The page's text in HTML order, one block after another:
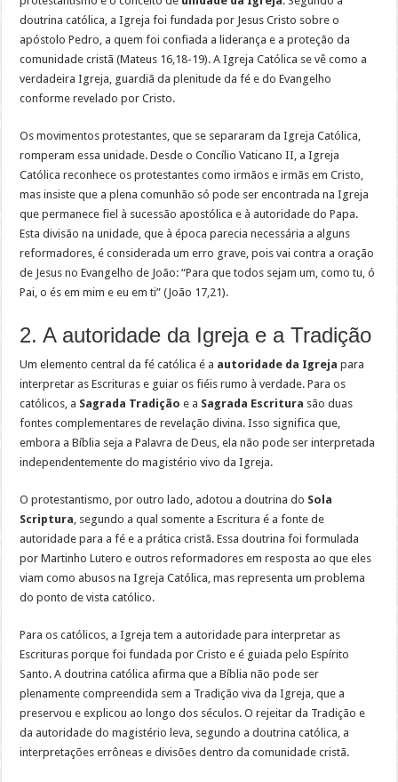
doutrina católica, a Igreja foi fundada por Jesus Cristo sobre o
apóstolo Pedro, a quem foi confiada a liderança e a proteção da
comunidade cristã (Mateus 16,18-19). A Igreja Católica se vê como a
verdadeira Igreja, guardiã da plenitude da fé e do Evangelho
conforme revelado por Cristo.
Os movimentos protestantes, que se separaram da Igreja Católica,
romperam essa unidade. Desde o Concílio Vaticano II, a Igreja
Católica reconhece os protestantes como irmãos e irmãs em Cristo,
mas insiste que a plena comunhão só pode ser encontrada na Igreja
que permanece fiel à sucessão apostólica e à autoridade do Papa.
Esta divisão na unidade, que à época parecia necessária a alguns
reformadores, é considerada um erro grave, pois vai contra a oração
de Jesus no Evangelho de João: “Para que todos sejam um, como tu, ó
Pai, o és em mim e eu em ti” (João 17,21).
2. A autoridade da Igreja e a Tradição
Um elemento central da fé católica é a autoridade da Igreja para
interpretar as Escrituras e guiar os fiéis rumo à verdade. Para os
católicos, a Sagrada Tradição e a Sagrada Escritura são duas
fontes complementares de revelação divina. Isso significa que,
embora a Bíblia seja a Palavra de Deus, ela não pode ser interpretada
independentemente do magistério vivo da Igreja.
O protestantismo, por outro lado, adotou a doutrina do Sola
Scriptura, segundo a qual somente a Escritura é a fonte de
autoridade para a fé e a prática cristã. Essa doutrina foi formulada
por Martinho Lutero e outros reformadores em resposta ao que eles
viam como abusos na Igreja Católica, mas representa um problema
do ponto de vista católico.
Para os católicos, a Igreja tem a autoridade para interpretar as
Escrituras porque foi fundada por Cristo e é guiada pelo Espírito
Santo. A doutrina católica afirma que a Bíblia não pode ser
plenamente compreendida sem a Tradição viva da Igreja, que a
preservou e explicou ao longo dos séculos. O rejeitar da Tradição e
da autoridade do magistério leva, segundo a doutrina católica, a
interpretações errôneas e divisões dentro da comunidade cristã.